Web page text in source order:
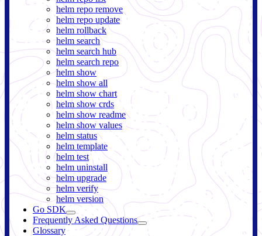
helm repo remove
helm repo update
helm rollback
helm search
helm search hub
helm search repo
helm show
helm show all
helm show chart
helm show crds
helm show readme
helm show values
helm status
helm template
helm test
helm uninstall
helm upgrade
helm verify
helm version
Go SDK
Frequently Asked Questions
Glossary